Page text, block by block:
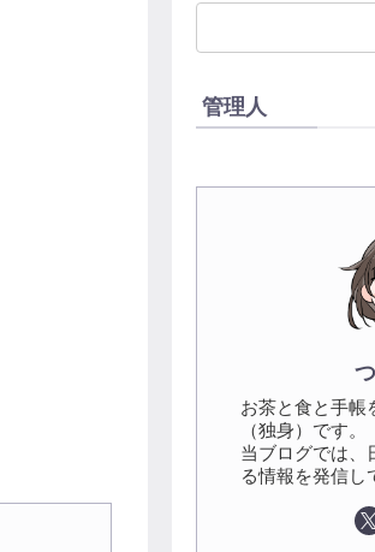
管理人
お茶と食と手帳
（独身）です。
当ブログでは、
る情報を発信し